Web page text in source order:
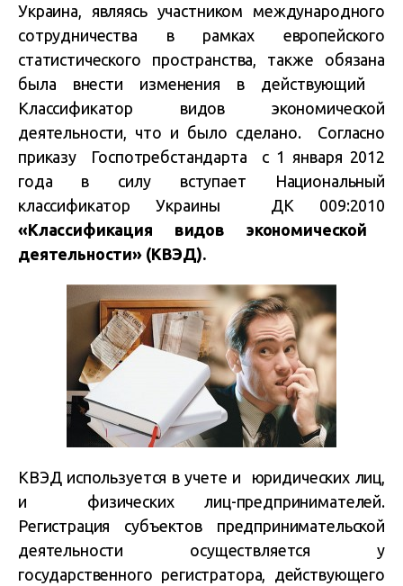
Украина, являясь участником международного
сотрудничества в рамках европейского
статистического пространства, также обязана
была внести изменения в действующий
Классификатор видов экономической
деятельности, что и было сделано. Согласно
приказу Госпотребстандарта с 1 января 2012
года в силу вступает Национальный
классификатор Украины
ДК 009:2010
«Классификация видов экономической
деятельности» (КВЭД).
КВЭД используется в учете и юридических лиц,
и физических лиц-предпринимателей.
Регистрация субъектов предпринимательской
деятельности осуществляется у
государственного регистратора, действующего